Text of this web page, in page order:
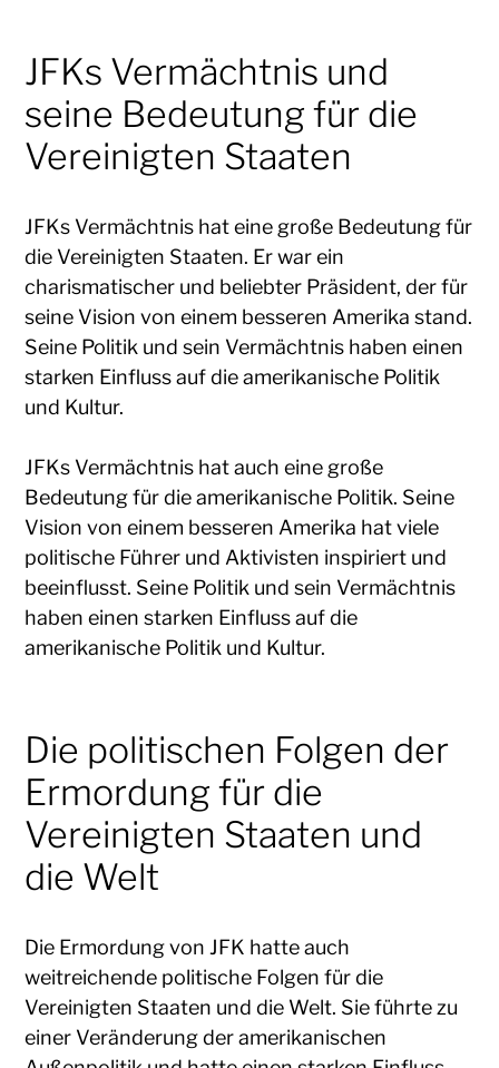
JFKs Vermächtnis und
seine Bedeutung für die
Vereinigten Staaten
JFKs Vermächtnis hat eine große Bedeutung für
die Vereinigten Staaten. Er war ein
charismatischer und beliebter Präsident, der für
seine Vision von einem besseren Amerika stand.
Seine Politik und sein Vermächtnis haben einen
starken Einfluss auf die amerikanische Politik
und Kultur.
JFKs Vermächtnis hat auch eine große
Bedeutung für die amerikanische Politik. Seine
Vision von einem besseren Amerika hat viele
politische Führer und Aktivisten inspiriert und
beeinflusst. Seine Politik und sein Vermächtnis
haben einen starken Einfluss auf die
amerikanische Politik und Kultur.
Die politischen Folgen der
Ermordung für die
Vereinigten Staaten und
die Welt
Die Ermordung von JFK hatte auch
weitreichende politische Folgen für die
Vereinigten Staaten und die Welt. Sie führte zu
einer Veränderung der amerikanischen